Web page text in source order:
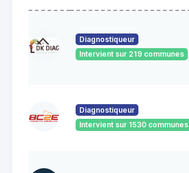
Diagnostiqueur
Intervient sur 219 communes
Diagnostiqueur
Intervient sur 1530 communes